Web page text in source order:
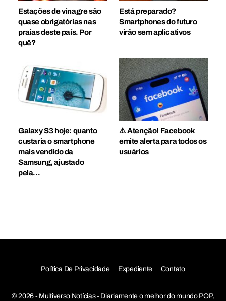
Estações de vinagre são
quase obrigatórias nas
praias deste país. Por
quê?
Está preparado?
Smartphones do futuro
virão sem aplicativos
Galaxy S3 hoje: quanto
custaria o smartphone
mais vendido da
Samsung, ajustado
pela…
⚠️ Atenção! Facebook
emite alerta para todos os
usuários
Política De Privacidade Expediente Contato
© 2026 - Multiverso Notícias - Diariamente o melhor do mundo POP,